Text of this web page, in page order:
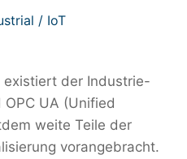
/ IoT
der Industrie-
UA (Unified
weite Teile der
vorangebracht.